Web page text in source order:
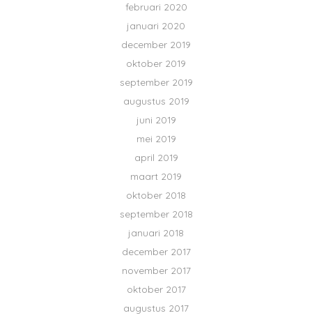
februari 2020
januari 2020
december 2019
oktober 2019
september 2019
augustus 2019
juni 2019
mei 2019
april 2019
maart 2019
oktober 2018
september 2018
januari 2018
december 2017
november 2017
oktober 2017
augustus 2017